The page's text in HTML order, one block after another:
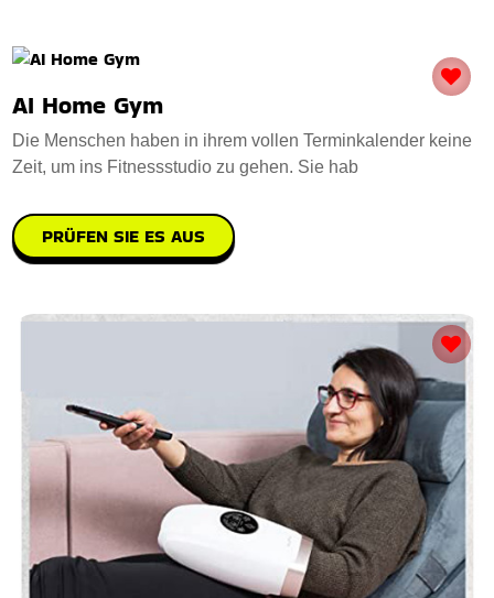
AI Home Gym
Die Menschen haben in ihrem vollen Terminkalender keine
Zeit, um ins Fitnessstudio zu gehen. Sie hab
PRÜFEN SIE ES AUS